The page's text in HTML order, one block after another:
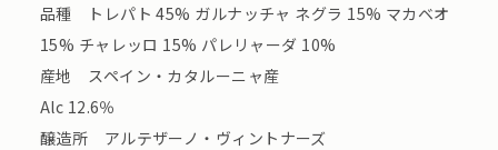
品種 トレパト 45% ガルナッチャ ネグラ 15% マカベオ
15% チャレッロ 15% パレリャーダ 10%
産地 スペイン・カタルーニャ産
Alc 12.6％
醸造所 アルテザーノ・ヴィントナーズ